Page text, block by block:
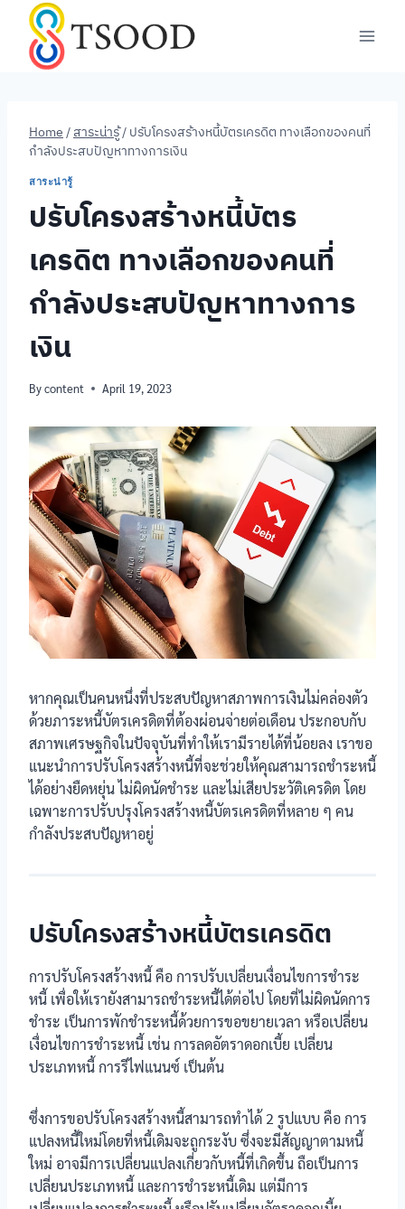
content
Home / สาระน่ารู้ / ปรับโครงสร้างหนี้บัตรเครดิต ทางเลือกของคนที่
กำลังประสบปัญหาทางการเงิน
สาระน่ารู้
ปรับโครงสร้างหนี้บัตร
เครดิต ทางเลือกของคนที่
กำลังประสบปัญหาทางการ
เงิน
Bycontent April 19, 2023
หากคุณเป็นคนหนึ่งที่ประสบปัญหาสภาพการเงินไม่คล่องตัว
ด้วยภาระหนี้บัตรเครดิตที่ต้องผ่อนจ่ายต่อเดือน ประกอบกับ
สภาพเศรษฐกิจในปัจจุบันที่ทำให้เรามีรายได้ที่น้อยลง เราขอ
แนะนำการปรับโครงสร้างหนี้ที่จะช่วยให้คุณสามารถชำระหนี้
ได้อย่างยืดหยุ่น ไม่ผิดนัดชำระ และไม่เสียประวัติเครดิต โดย
เฉพาะการปรับปรุงโครงสร้างหนี้บัตรเครดิตที่หลาย ๆ คน
กำลังประสบปัญหาอยู่
ปรับโครงสร้างหนี้บัตรเครดิต
การปรับโครงสร้างหนี้ คือ การปรับเปลี่ยนเงื่อนไขการชำระ
หนี้ เพื่อให้เรายังสามารถชำระหนี้ได้ต่อไป โดยที่ไม่ผิดนัดการ
ชำระ เป็นการพักชำระหนี้ด้วยการขอขยายเวลา หรือเปลี่ยน
เงื่อนไขการชำระหนี้ เช่น การลดอัตราดอกเบี้ย เปลี่ยน
ประเภทหนี้ การรีไฟแนนซ์ เป็นต้น
ซึ่งการขอปรับโครงสร้างหนี้สามารถทำได้ 2 รูปแบบ คือ การ
แปลงหนี้ใหม่โดยที่หนี้เดิมจะถูกระงับ ซึ่งจะมีสัญญาตามหนี้
ใหม่ อาจมีการเปลี่ยนแปลงเกี่ยวกับหนี้ที่เกิดขึ้น ถือเป็นการ
เปลี่ยนประเภทหนี้ และการชำระหนี้เดิม แต่มีการ